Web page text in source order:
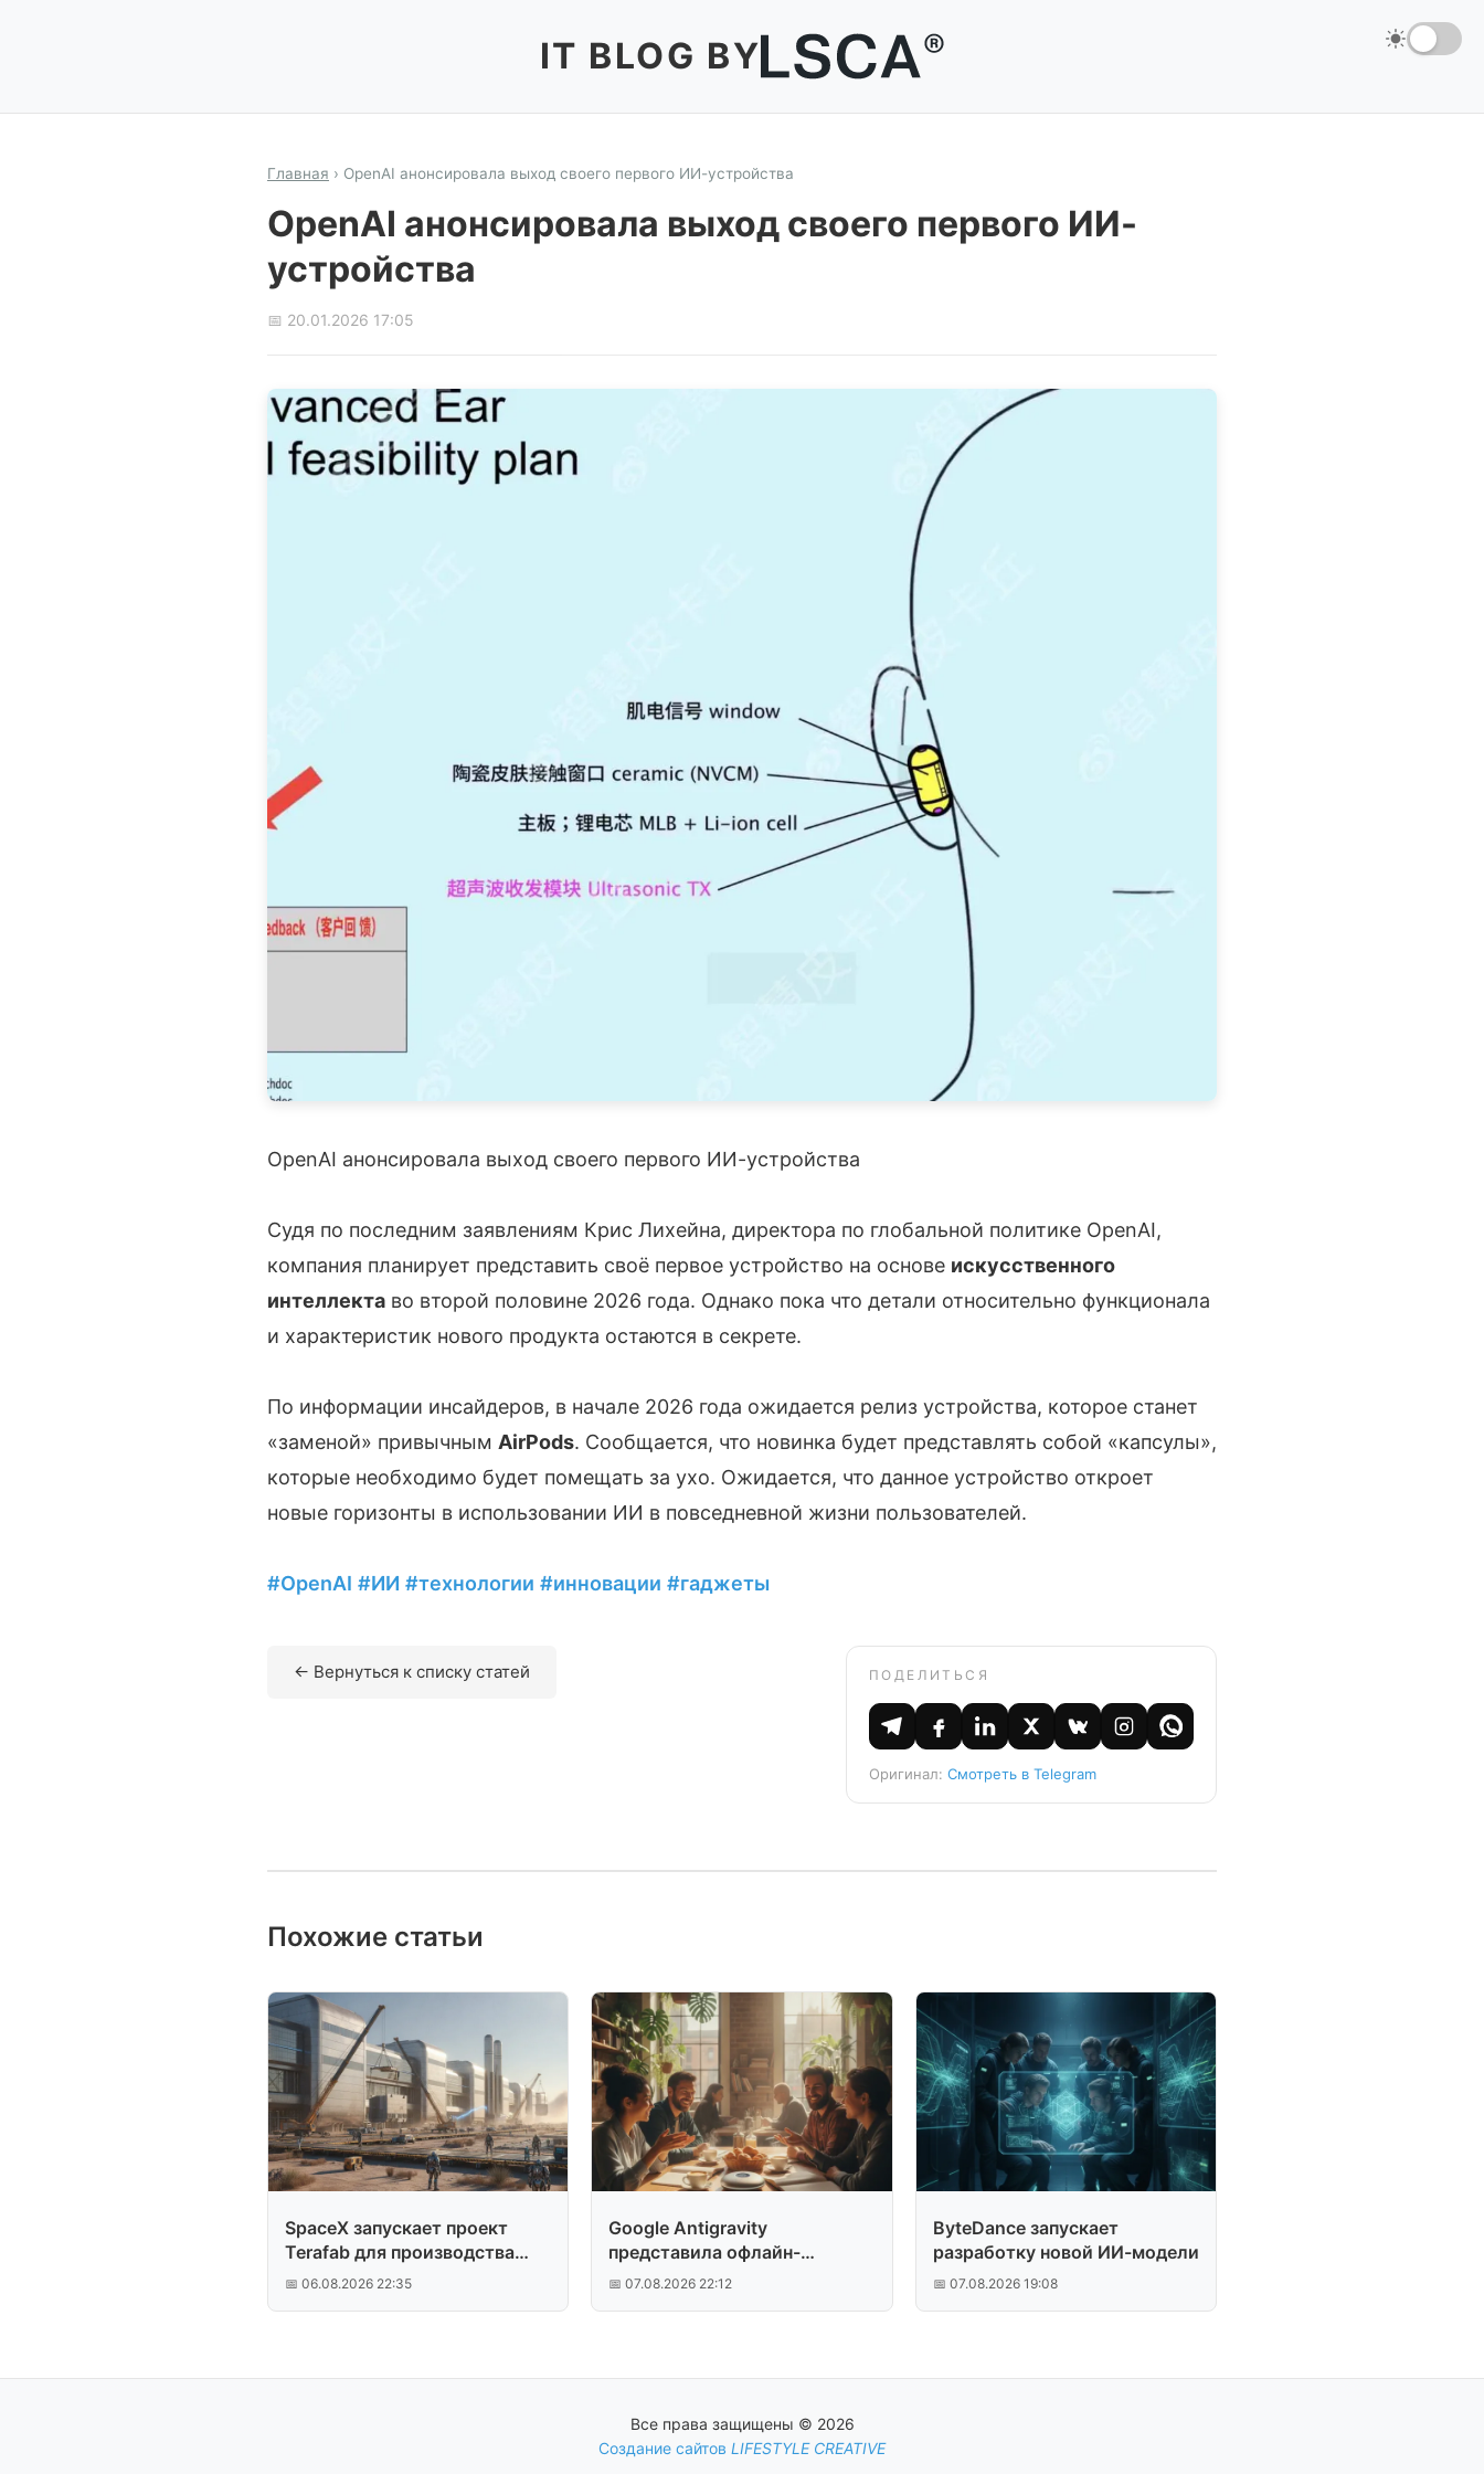
IT BLOG BY
Главная › OpenAI анонсировала выход своего первого ИИ-устройства
OpenAI анонсировала выход своего первого ИИ-
устройства
📅 20.01.2026 17:05
OpenAI анонсировала выход своего первого ИИ-устройства
Судя по последним заявлениям Крис Лихейна, директора по глобальной политике OpenAI,
компания планирует представить своё первое устройство на основе искусственного
интеллекта во второй половине 2026 года. Однако пока что детали относительно функционала
и характеристик нового продукта остаются в секрете.
По информации инсайдеров, в начале 2026 года ожидается релиз устройства, которое станет
«заменой» привычным AirPods. Сообщается, что новинка будет представлять собой «капсулы»,
которые необходимо будет помещать за ухо. Ожидается, что данное устройство откроет
новые горизонты в использовании ИИ в повседневной жизни пользователей.
#OpenAI #ИИ #технологии #инновации #гаджеты
← Вернуться к списку статей ПОДЕЛИТЬСЯ
Оригинал: Смотреть в Telegram
Похожие статьи
SpaceX запускает проект
Terafab для производства
чипов
📅 06.08.2026 22:35
Google Antigravity
представила офлайн-
переводчик
📅 07.08.2026 22:12
ByteDance запускает
разработку новой ИИ-модели
📅 07.08.2026 19:08
Все права защищены © 2026
Создание сайтов LIFESTYLE CREATIVE